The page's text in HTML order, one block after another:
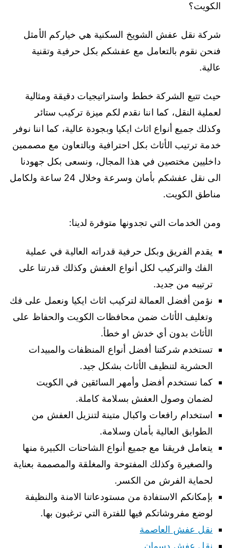
الكويت؟
شركة نقل عفش الشويخ السكنية هي خياركم الأمثل
فنحن نقوم بالتعامل مع عفشكم بكل حرفية وتقنية
عالية.
حيث تتبع الشركة خطط واستراتيجيات دقيقة ومثالية
لعملية النقل، كما اننا نقدم لكم ميزة تركيب ستائر
وكذلك جميع أنواع اثاث ايكيا وبجودة عالية، كما اننا نوفر
خدمة ترتيب الأثاث بكل احترافية وبالتعاون مع مصممين
داخليين مختصين في هذا المجال، ونسعى بكل جهودنا
الى نقل عفشكم بأمان وسرعة وخلال 24 ساعة ولكامل
مناطق الكويت.
ومن الخدمات التي تجدونها متوفرة لدينا:
يقدم الفريق وبكل حرفية قدراته العالية في عملية
الفك والتركيب لكل أنواع العفش وكذلك قدرتنا على
ترتيبه من جديد.
نؤمن أفضل العمالة لتركيب اثاث ايكيا ونعمل على فك
وتغليف الأثاث ضمن محافظات الكويت والحفاظ على
الأثاث بدون أي خدش او خطأ.
تستخدم شركتنا أفضل أنواع المنظفات والمبيدات
الحشرية لتنظيف الأثاث بشكل جيد.
كما نستخدم أفضل وأمهر السائقين في الكويت
لضمان وصول العفش بسلامة كاملة.
استخدام رافعات واكبال متينة لتنزيل العفش من
الطوابق العالية بأمان وسلامة.
يتعامل فريقنا مع جميع أنواع الشاحنات الكبيرة منها
والصغيرة وكذلك المفتوحة والمغلقة والمصممة بعناية
لحماية الفرش من الكسر.
بإمكانكم الاستفادة من مستودعاتنا الامنة والنظيفة
لوضع مفروشاتكم فيها للفترة التي ترغبون بها.
نقل عفش العاصمة
نقل عفش دسمان